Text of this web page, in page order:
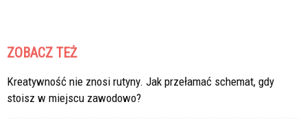
ZOBACZ TEŻ
Kreatywność nie znosi rutyny. Jak przełamać schemat, gdy
stoisz w miejscu zawodowo?